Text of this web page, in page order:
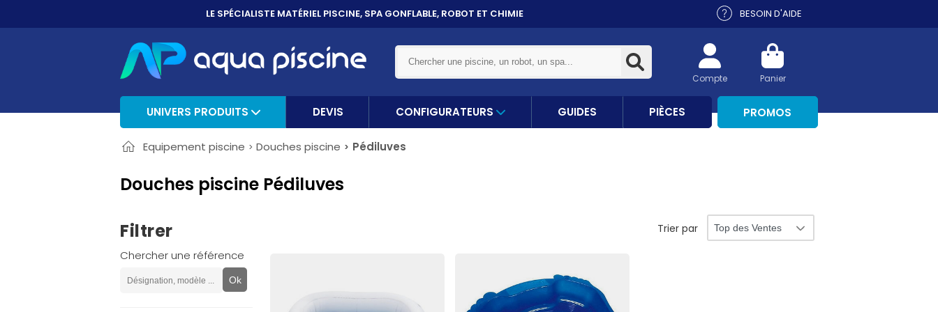
PAYER EN 3X, 4X ET 10XSANS FRAIS PAR CARTE BANCAIRE BESOIN D'AIDE
Panier
Compte
UNIVERS PRODUITS DEVIS CONFIGURATEURS GUIDES PIÈCES PROMOS
Equipement piscine Douches piscine Pédiluves
Douches piscine Pédiluves
Filtrer
Chercher une référence
Ok
Trier par